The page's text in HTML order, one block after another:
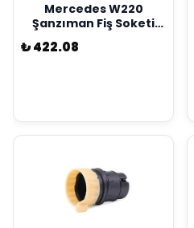
Mercedes W220
Şanzıman Fiş Soketi
Kostal Marka
A2035400253
₺ 422.08